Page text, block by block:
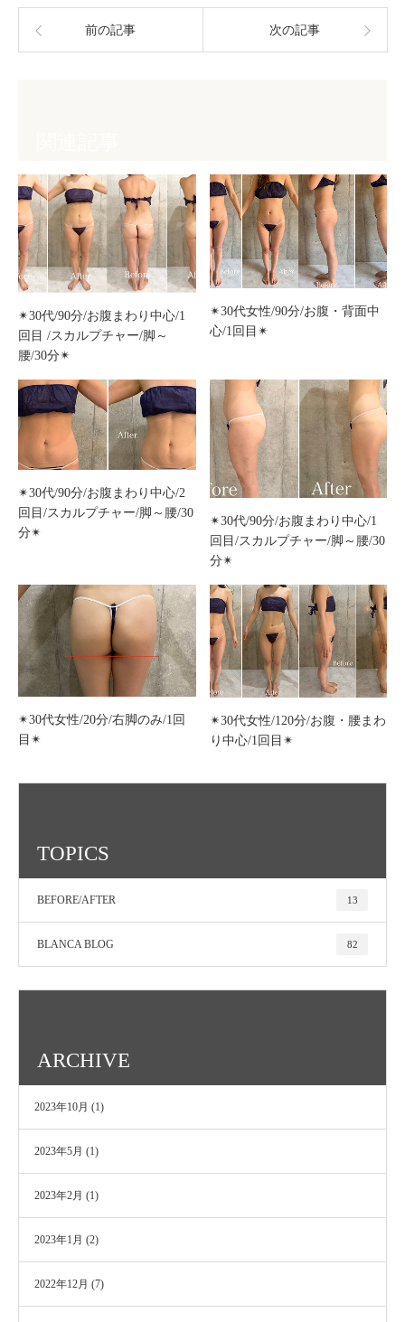
前の記事 次の記事
✴︎30代/90分/お腹まわり中心/1
回目 /スカルプチャー/脚～
腰/30分✴︎
✴︎30代女性/90分/お腹・背面中
心/1回目✴︎
✴︎30代/90分/お腹まわり中心/2
回目/スカルプチャー/脚～腰/30
分✴︎
✴︎30代/90分/お腹まわり中心/1
回目/スカルプチャー/脚～腰/30
分✴︎
✴︎30代女性/20分/右脚のみ/1回
目✴︎
✴︎30代女性/120分/お腹・腰まわ
り中心/1回目✴︎
TOPICS
BEFORE/AFTER 13
BLANCA BLOG 82
ARCHIVE
2023年10月 (1)
2023年5月 (1)
2023年2月 (1)
2023年1月 (2)
2022年12月 (7)